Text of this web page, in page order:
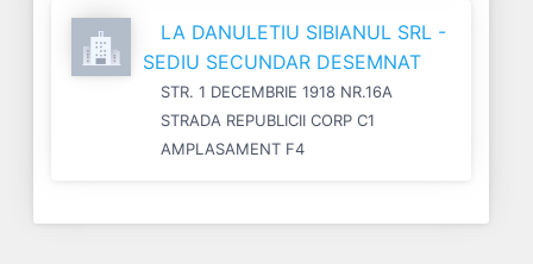
LA DANULETIU SIBIANUL SRL -
SEDIU SECUNDAR DESEMNAT
STR. 1 DECEMBRIE 1918 NR.16A
STRADA REPUBLICII CORP C1
AMPLASAMENT F4